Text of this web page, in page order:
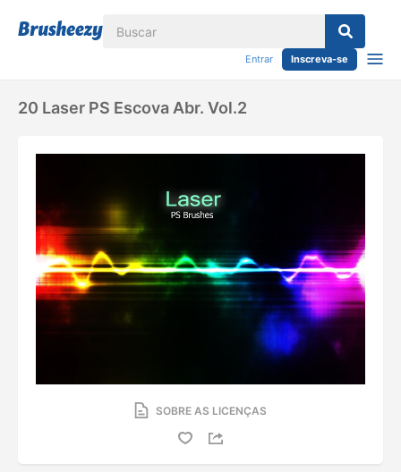
Entrar Inscreva-se
20 Laser PS Escova Abr. Vol.2
SOBRE AS LICENÇAS